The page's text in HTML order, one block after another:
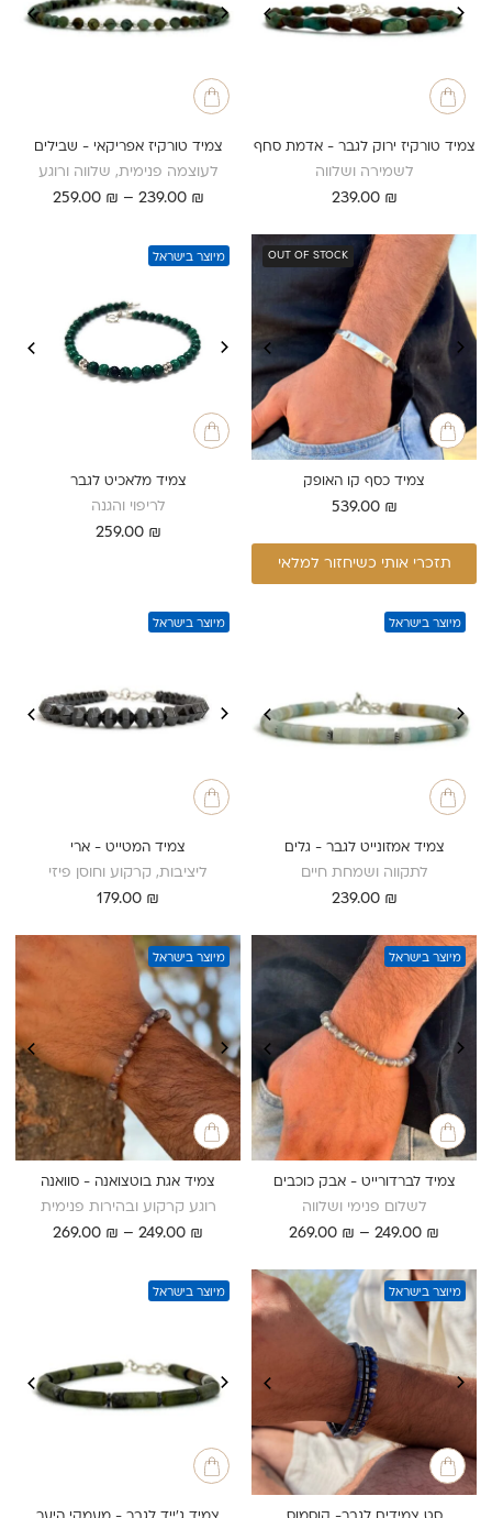
צמיד טורקיז ירוק לגבר - אדמת סחף
לשמירה ושלווה
239.00 ₪
צמיד טורקיז אפריקאי - שבילים
לעוצמה פנימית, שלווה ורוגע
239.00 ₪
–
259.00 ₪
טווח
OUT OF STOCK
צמיד כסף קו האופק
539.00 ₪
תזכרי אותי כשיחזור למלאי
מיוצר בישראל
צמיד מלאכיט לגבר
לריפוי והגנה
259.00 ₪
מיוצר בישראל
צמיד אמזונייט לגבר - גלים
לתקווה ושמחת חיים
239.00 ₪
מיוצר בישראל
צמיד המטייט - ארי
ליציבות, קרקוע וחוסן פיזי
179.00 ₪
מיוצר בישראל
צמיד לברדורייט - אבק כוכבים
לשלום פנימי ושלווה
249.00 ₪
–
269.00 ₪
טווח
עד
מיוצר בישראל
צמיד אגת בוטצואנה - סוואנה
רוגע קרקוע ובהירות פנימית
249.00 ₪
–
269.00 ₪
טווח
מיוצר בישראל מיוצר בישראל